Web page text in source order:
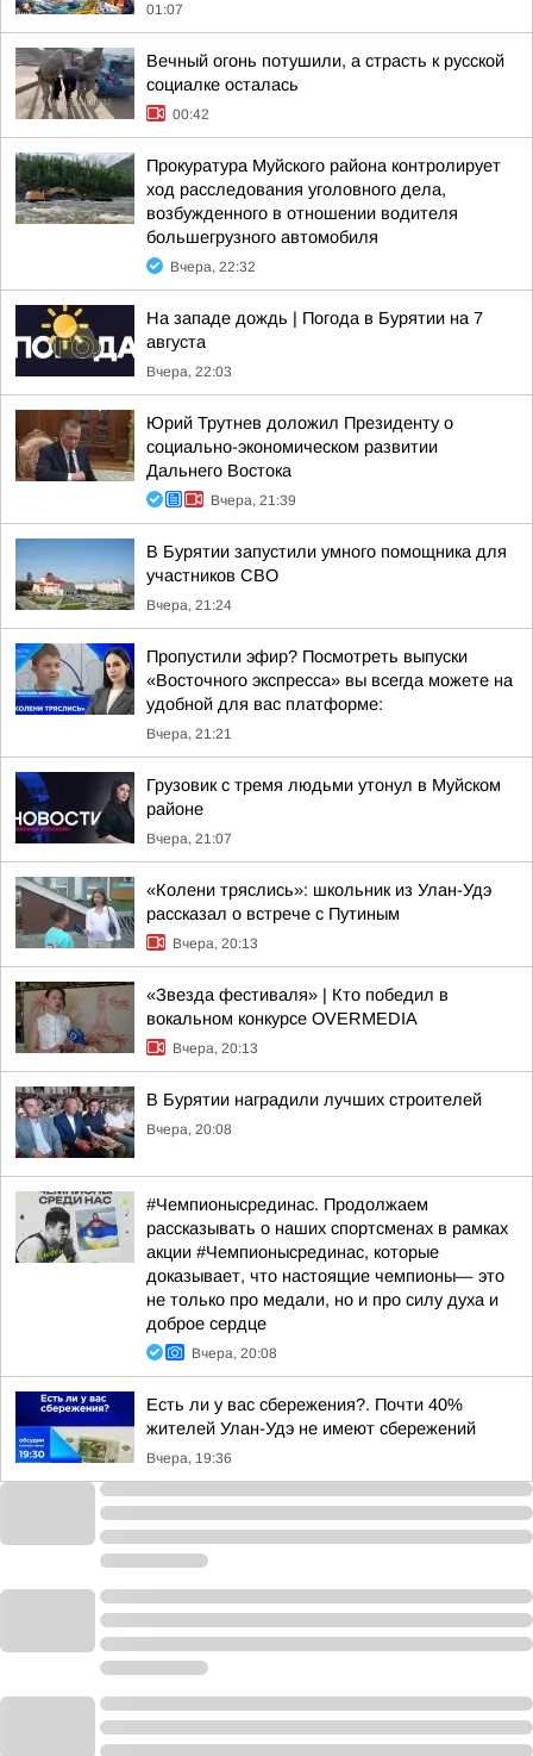
01:07
Вечный огонь потушили, а страсть к русской
социалке осталась
00:42
Прокуратура Муйского района контролирует
ход расследования уголовного дела,
возбужденного в отношении водителя
большегрузного автомобиля
Вчера, 22:32
На западе дождь | Погода в Бурятии на 7
августа
Вчера, 22:03
Юрий Трутнев доложил Президенту о
социально-экономическом развитии
Дальнего Востока
Вчера, 21:39
В Бурятии запустили умного помощника для
участников СВО
Вчера, 21:24
Пропустили эфир? Посмотреть выпуски
«Восточного экспресса» вы всегда можете на
удобной для вас платформе:
Вчера, 21:21
Грузовик с тремя людьми утонул в Муйском
районе
Вчера, 21:07
«Колени тряслись»: школьник из Улан-Удэ
рассказал о встрече с Путиным
Вчера, 20:13
«Звезда фестиваля» | Кто победил в
вокальном конкурсе OVERMEDIA
Вчера, 20:13
В Бурятии наградили лучших строителей
Вчера, 20:08
#Чемпионысрединас. Продолжаем
рассказывать о наших спортсменах в рамках
акции #Чемпионысрединас, которые
доказывает, что настоящие чемпионы— это
не только про медали, но и про силу духа и
доброе сердце
Вчера, 20:08
Есть ли у вас сбережения?. Почти 40%
жителей Улан-Удэ не имеют сбережений
Вчера, 19:36